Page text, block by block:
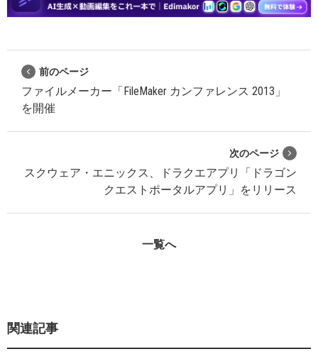
前のページ
ファイルメーカー「FileMaker カンファレンス 2013」
を開催
次のページ
スクウェア・エニックス、ドラクエアプリ「ドラゴン
クエストポータルアプリ」をリリース
一覧へ
関連記事